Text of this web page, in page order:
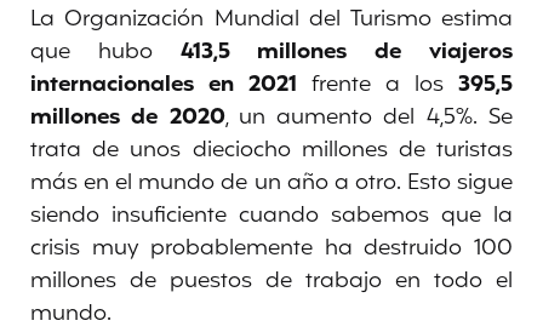
La Organización Mundial del Turismo estima
que hubo 413,5 millones de viajeros
internacionales en 2021 frente a los 395,5
millones de 2020, un aumento del 4,5%. Se
trata de unos dieciocho millones de turistas
más en el mundo de un año a otro. Esto sigue
siendo insuficiente cuando sabemos que la
crisis muy probablemente ha destruido 100
millones de puestos de trabajo en todo el
mundo.